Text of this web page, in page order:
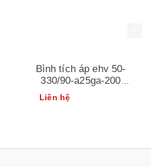
Bình tích áp ehv 50-
330/90-a25ga-200
parker
Liên hệ